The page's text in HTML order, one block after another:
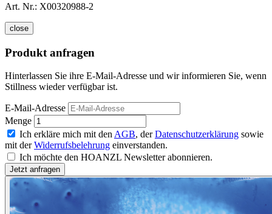
Art. Nr.: X00320988-2
close
Produkt anfragen
Hinterlassen Sie ihre E-Mail-Adresse und wir informieren Sie, wenn
Stillness wieder verfügbar ist.
E-Mail-Adresse
Menge
Ich erkläre mich mit den AGB, derDatenschutzerklärung sowie
mit derWiderrufsbelehrung einverstanden.
Ich möchte den HOANZL Newsletter abonnieren.